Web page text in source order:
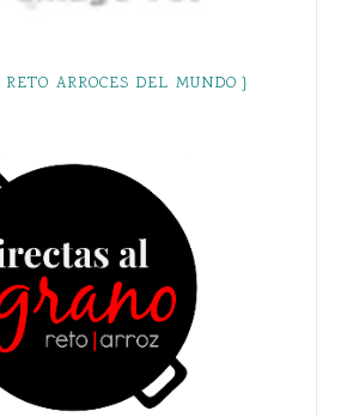
ARROCES DEL MUNDO }